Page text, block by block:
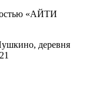
«АЙТИ
деревня